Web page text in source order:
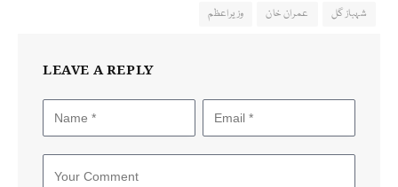
شہباز گل عمران خان وزیراعظم
LEAVE A REPLY